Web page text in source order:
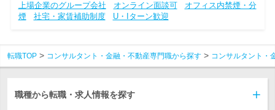
上場企業のグループ会社
オンライン面談可
オフィス内禁煙・分
煙
社宅・家賃補助制度 U・Iターン歓迎
転職TOP コンサルタント・金融・不動産専門職から探す コンサルタント・
職種から転職・求人情報を探す